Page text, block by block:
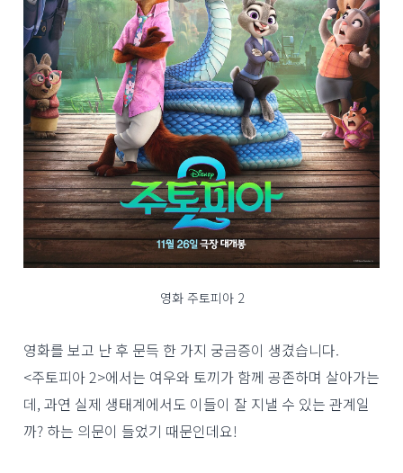
영화 주토피아 2
영화를 보고 난 후 문득 한 가지 궁금증이 생겼습니다.
<주토피아 2>에서는 여우와 토끼가 함께 공존하며 살아가는
데, 과연 실제 생태계에서도 이들이 잘 지낼 수 있는 관계일
까? 하는 의문이 들었기 때문인데요!